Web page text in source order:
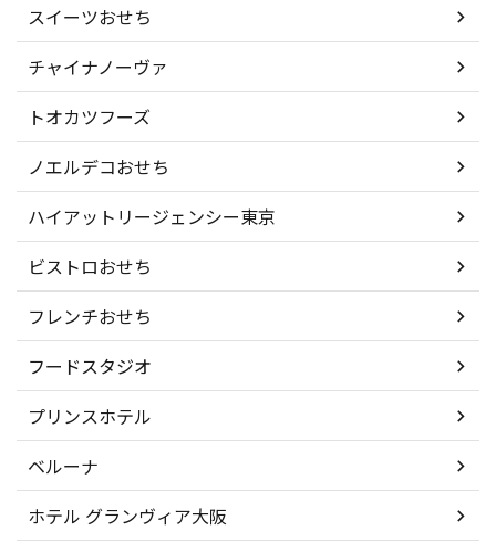
スイーツおせち
チャイナノーヴァ
トオカツフーズ
ノエルデコおせち
ハイアットリージェンシー東京
ビストロおせち
フレンチおせち
フードスタジオ
プリンスホテル
ベルーナ
ホテル グランヴィア大阪